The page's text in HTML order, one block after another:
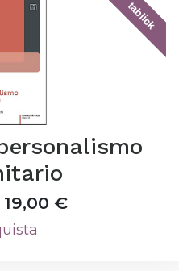
tablick
19,00 €